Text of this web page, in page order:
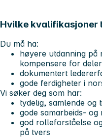
Hvilke kvalifikasjoner
Du må ha:
høyere utdanning på
kompensere for
dokumentert
gode ferdigheter i
Vi søker deg som har:
tydelig, samlende og
gode samarbeids-
god rolleforståelse
på tvers